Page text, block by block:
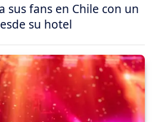
sus fans en Chile con un
su hotel